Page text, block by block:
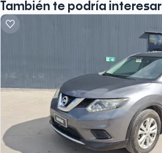
También te podría interesar